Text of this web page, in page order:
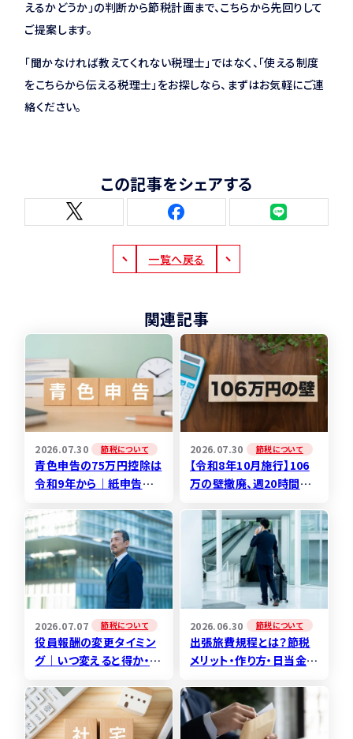
えるかどうか」の判断から節税計画まで、こちらから先回りして
ご提案します。
「聞かなければ教えてくれない税理士」ではなく、「使える制度
をこちらから伝える税理士」をお探しなら、まずはお気軽にご連
絡ください。
この記事をシェアする
一覧へ戻る
関連記事
2026.07.30 節税について
青色申告の75万円控除は
令和9年から｜紙申告の
少
2026.07.30 節税について
【令和8年10月施行】106
万の壁撤廃、週20時間未
誤解と対処法
2026.07.07 節税について
役員報酬の変更タイミン
グ｜いつ変えると得か・損
と実務ポイント
2026.06.30 節税について
出張旅費規程とは？節税
メリット・作り方・日当金額